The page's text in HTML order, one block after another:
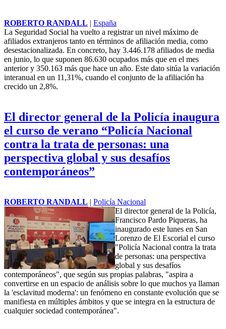
ROBERTO RANDALL | España
La Seguridad Social ha vuelto a registrar un nivel máximo de
afiliados extranjeros tanto en términos de afiliación media, como
desestacionalizada. En concreto, hay 3.446.178 afiliados de media
en junio, lo que suponen 86.630 ocupados más que en el mes
anterior y 350.163 más que hace un año. Este dato sitúa la variación
interanual en un 11,31%, cuando el conjunto de la afiliación ha
crecido un 2,8%.
El director general de la Policía inaugura
el curso de verano “Policía Nacional
contra la trata de personas: una
perspectiva global y sus desafíos
contemporáneos”
ROBERTO RANDALL | Policía Nacional
El director general de la Policía,
Francisco Pardo Piqueras, ha
inaugurado este lunes en San
Lorenzo de El Escorial el curso
"Policía Nacional contra la trata
de personas: una perspectiva
global y sus desafíos
contemporáneos", que según sus propias palabras, "aspira a
convertirse en un espacio de análisis sobre lo que muchos ya llaman
la 'esclavitud moderna': un fenómeno en constante evolución que se
manifiesta en múltiples ámbitos y que se integra en la estructura de
cualquier sociedad contemporánea".